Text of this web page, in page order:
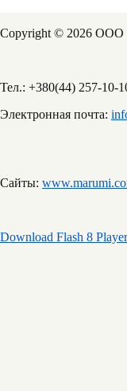
Copyright © 2026 ООО
Тел.: +380(44) 257-10-
Электронная почта:
Сайты:
Download Flash 8 Player